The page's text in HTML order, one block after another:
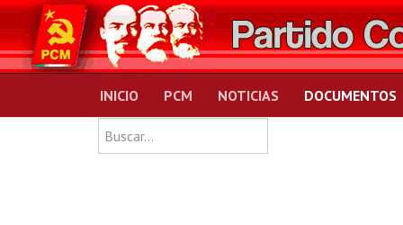
INICIO PCM NOTICIAS
DOCUMENTOS
Buscar